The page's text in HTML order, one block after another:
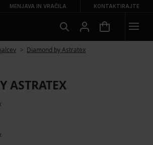
MENJAVA IN VRAČILA KONTAKTIRAJTE
Diamond by Astratex
ASTRATEX